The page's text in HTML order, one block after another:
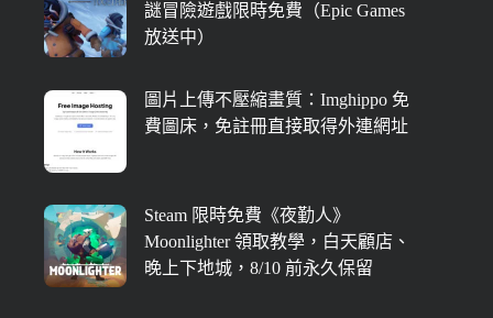
謎冒險遊戲限時免費（Epic Games
放送中）
圖片上傳不壓縮畫質：Imghippo 免
費圖床，免註冊直接取得外連網址
Steam 限時免費《夜勤人》
Moonlighter 領取教學，白天顧店、
晚上下地城，8/10 前永久保留